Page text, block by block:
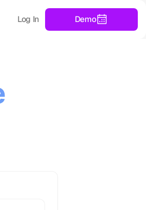
Log In Demo